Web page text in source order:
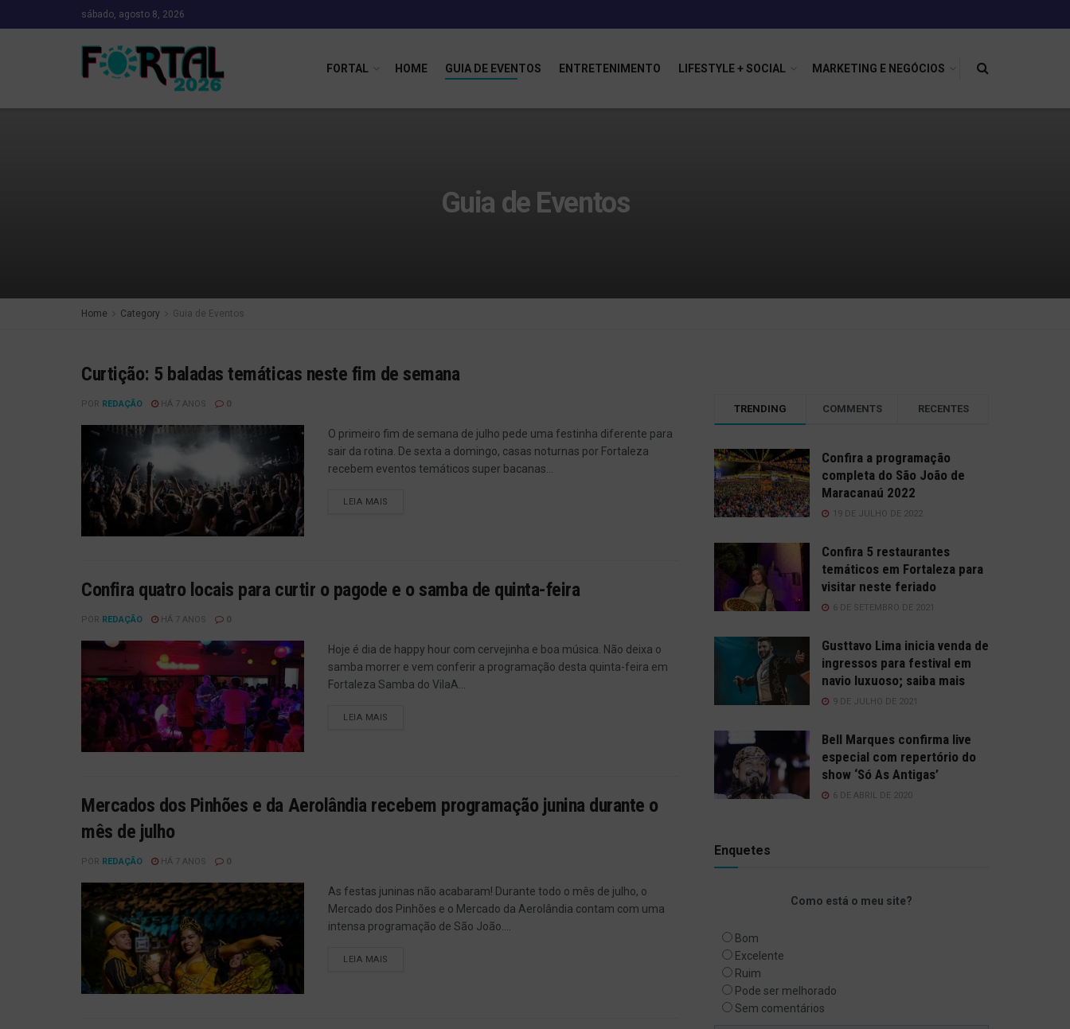
sábado, agosto 8, 2026
FORTAL HOME GUIA DE EVENTOS ENTRETENIMENTO LIFESTYLE + SOCIAL MARKETING E NEGÓCIOS
Guia de Eventos
Home Category Guia de Eventos
Curtição: 5 baladas temáticas neste fim de semana
POR REDAÇÃO HÁ 7 ANOS 0
O primeiro fim de semana de julho pede uma festinha diferente para
sair da rotina. De sexta a domingo, casas noturnas por Fortaleza
recebem eventos temáticos super bacanas...
LEIA MAIS
Confira quatro locais para curtir o pagode e o samba de quinta-feira
POR REDAÇÃO HÁ 7 ANOS 0
Hoje é dia de happy hour com cervejinha e boa música. Não deixa o
samba morrer e vem conferir a programação desta quinta-feira em
Fortaleza Samba do VilaA...
LEIA MAIS
Mercados dos Pinhões e da Aerolândia recebem programação junina durante o
mês de julho
POR REDAÇÃO HÁ 7 ANOS 0
As festas juninas não acabaram! Durante todo o mês de julho, o
Mercado dos Pinhões e o Mercado da Aerolândia contam com uma
intensa programação de São João....
LEIA MAIS
TRENDING COMMENTS RECENTES
Confira a programação
completa do São João de
Maracanaú 2022
19 DE JULHO DE 2022
Confira 5 restaurantes
temáticos em Fortaleza para
visitar neste feriado
6 DE SETEMBRO DE 2021
Gusttavo Lima inicia venda de
ingressos para festival em
navio luxuoso; saiba mais
9 DE JULHO DE 2021
Bell Marques confirma live
especial com repertório do
show ‘Só As Antigas’
6 DE ABRIL DE 2020
Enquetes
Como está o meu site?
Bom
Excelente
Ruim
Pode ser melhorado
Sem comentários